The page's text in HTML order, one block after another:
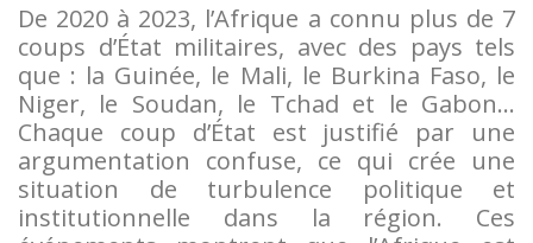
De 2020 à 2023, l’Afrique a connu plus de 7
coups d’État militaires, avec des pays tels
que : la Guinée, le Mali, le Burkina Faso, le
Niger, le Soudan, le Tchad et le Gabon…
Chaque coup d’État est justifié par une
argumentation confuse, ce qui crée une
situation de turbulence politique et
institutionnelle dans la région. Ces